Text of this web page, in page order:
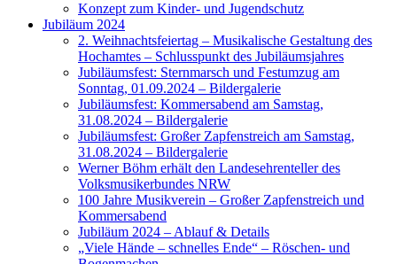
Konzept zum Kinder- und Jugendschutz
Jubiläum 2024
2. Weihnachtsfeiertag – Musikalische Gestaltung des
Hochamtes – Schlusspunkt des Jubiläumsjahres
Jubiläumsfest: Sternmarsch und Festumzug am
Sonntag, 01.09.2024 – Bildergalerie
Jubiläumsfest: Kommersabend am Samstag,
31.08.2024 – Bildergalerie
Jubiläumsfest: Großer Zapfenstreich am Samstag,
31.08.2024 – Bildergalerie
Werner Böhm erhält den Landesehrenteller des
Volksmusikerbundes NRW
100 Jahre Musikverein – Großer Zapfenstreich und
Kommersabend
Jubiläum 2024 – Ablauf & Details
„Viele Hände – schnelles Ende“ – Röschen- und